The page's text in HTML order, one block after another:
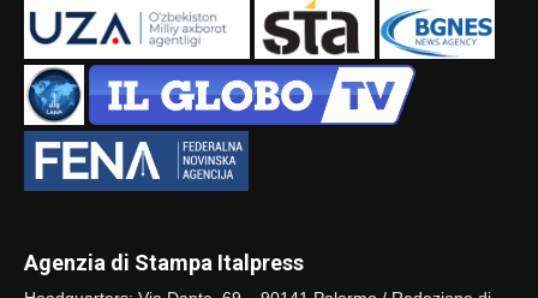
Agenzia di Stampa Italpress